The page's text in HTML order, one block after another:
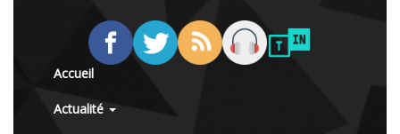
Accueil
Actualité